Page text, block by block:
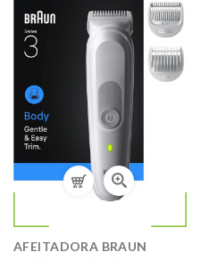
AFEITADORA BRAUN